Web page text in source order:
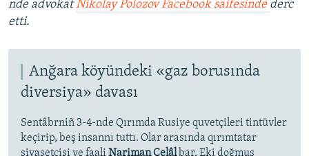
u
s
e
nde advokatNikolay Polozov Facebook saifesinde derc
etti.
Anğara köyündeki «gaz borusında
diversiya» davası
Sentâbrniñ 3-4-nde Qırımda Rusiye quvetçileri tintüvler
keçirip, beş insannı tuttı. Olar arasında qırımtatar
siyasetçisi ve faali Nariman Celâlbar. Eki doğmuş